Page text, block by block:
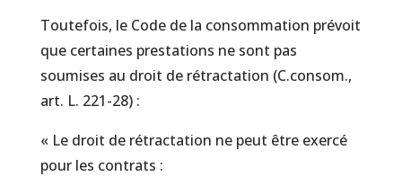
Toutefois, le Code de la consommation prévoit
que certaines prestations ne sont pas
soumises au droit de rétractation (C.consom.,
art. L. 221-28) :
« Le droit de rétractation ne peut être exercé
pour les contrats :